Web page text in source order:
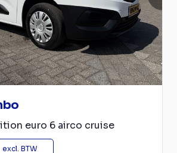
euro 6 airco cruise
excl. BTW